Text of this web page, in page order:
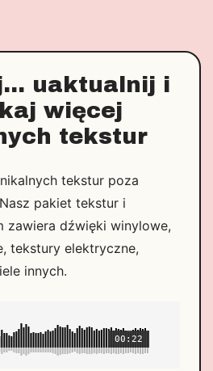
uaktualnij i
więcej
tekstur
tekstur poza
pakiet tekstur i
zawiera dźwięki winylowe,
tekstury elektryczne,
innych.
00:22